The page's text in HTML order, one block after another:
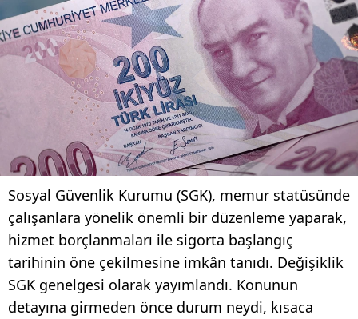
Sosyal Güvenlik Kurumu (SGK), memur statüsünde
çalışanlara yönelik önemli bir düzenleme yaparak,
hizmet borçlanmaları ile sigorta başlangıç
tarihinin öne çekilmesine imkân tanıdı. Değişiklik
SGK genelgesi olarak yayımlandı. Konunun
detayına girmeden önce durum neydi, kısaca